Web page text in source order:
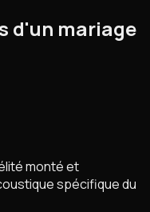
d'un mariage
monté et
spécifique du